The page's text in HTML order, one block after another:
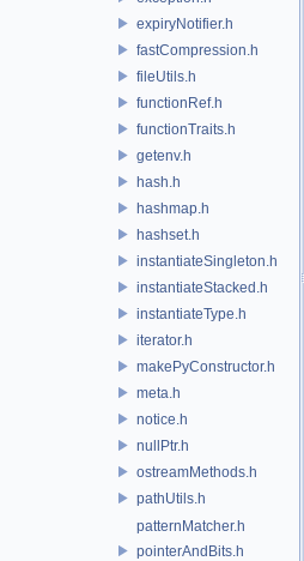
expiryNotifier.h
fastCompression.h
fileUtils.h
functionRef.h
functionTraits.h
getenv.h
hash.h
hashmap.h
hashset.h
instantiateSingleton.h
instantiateStacked.h
instantiateType.h
iterator.h
makePyConstructor.h
meta.h
notice.h
nullPtr.h
ostreamMethods.h
pathUtils.h
patternMatcher.h
pointerAndBits.h